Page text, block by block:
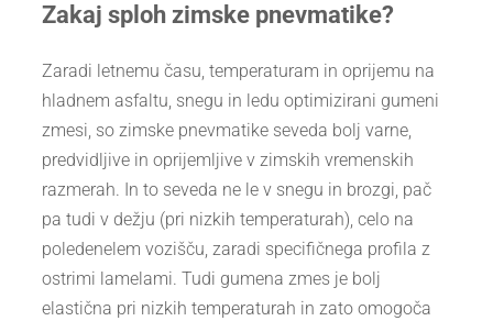
Zakaj sploh zimske pnevmatike?
Zaradi letnemu času, temperaturam in oprijemu na
hladnem asfaltu, snegu in ledu optimizirani gumeni
zmesi, so zimske pnevmatike seveda bolj varne,
predvidljive in oprijemljive v zimskih vremenskih
razmerah. In to seveda ne le v snegu in brozgi, pač
pa tudi v dežju (pri nizkih temperaturah), celo na
poledenelem vozišču, zaradi specifičnega profila z
ostrimi lamelami. Tudi gumena zmes je bolj
elastična pri nizkih temperaturah in zato omogoča